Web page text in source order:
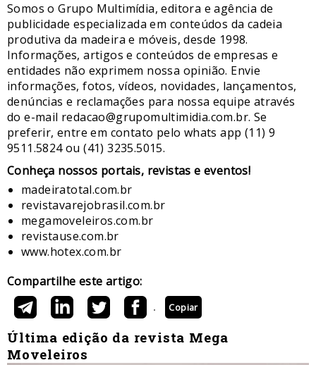
Somos o Grupo Multimídia, editora e agência de
publicidade especializada em conteúdos da cadeia
produtiva da madeira e móveis, desde 1998.
Informações, artigos e conteúdos de empresas e
entidades não exprimem nossa opinião. Envie
informações, fotos, vídeos, novidades, lançamentos,
denúncias e reclamações para nossa equipe através
do e-mail redacao@grupomultimidia.com.br. Se
preferir, entre em contato pelo whats app (11) 9
9511.5824 ou (41) 3235.5015.
​Conheça nossos ​portais, revistas e eventos​!
madeiratotal.com.br
revistavarejobrasil.com.br
megamoveleiros.com.br
revistause.com.br
www.hotex.com.br
Compartilhe este artigo:
Copiar
Última edição da revista Mega
Moveleiros